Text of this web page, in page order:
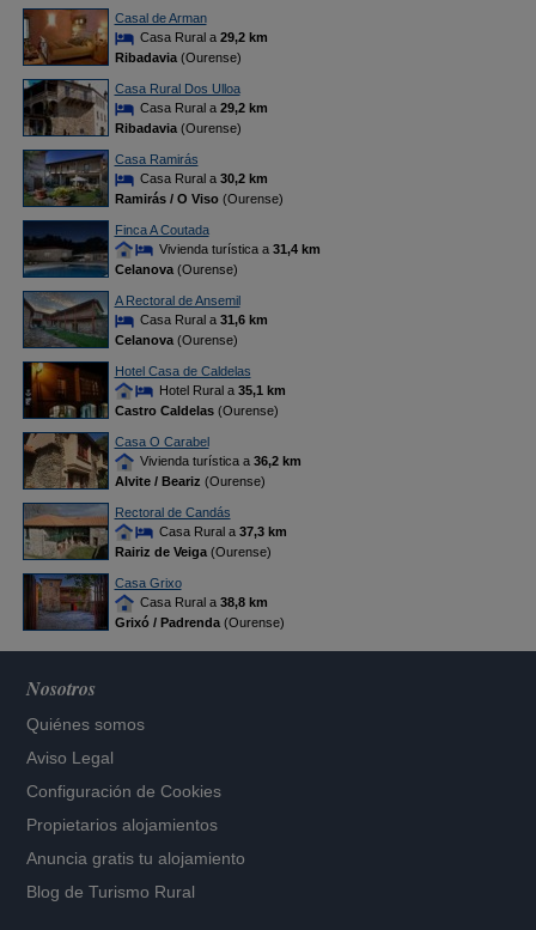
Casal de Arman
Casa Rural a 29,2 km
Ribadavia(Ourense)
Casa Rural Dos Ulloa
Casa Rural a 29,2 km
Ribadavia(Ourense)
Casa Ramirás
Casa Rural a 30,2 km
Ramirás / O Viso(Ourense)
Finca A Coutada
Vivienda turística a 31,4 km
Celanova(Ourense)
A Rectoral de Ansemil
Casa Rural a 31,6 km
Celanova(Ourense)
Hotel Casa de Caldelas
Hotel Rural a 35,1 km
Castro Caldelas(Ourense)
Casa O Carabel
Vivienda turística a 36,2 km
Alvite / Beariz (Ourense)
Rectoral de Candás
Casa Rural a 37,3 km
Rairiz de Veiga(Ourense)
Casa Grixo
Casa Rural a 38,8 km
Grixó / Padrenda(Ourense)
Nosotros
Quiénes somos
Aviso Legal
Configuración de Cookies
Propietarios alojamientos
Anuncia gratis tu alojamiento
Blog de Turismo Rural